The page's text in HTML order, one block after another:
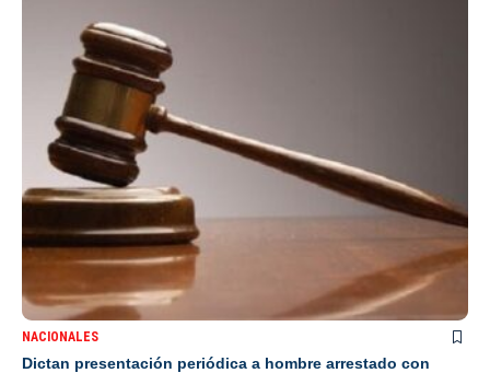
NACIONALES
Dictan presentación periódica a hombre arrestado con